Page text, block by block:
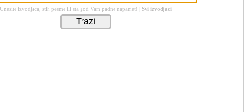
Unesite izvodjaca, stih pesme ili sta god Vam padne napamet! | Svi izvodjaci